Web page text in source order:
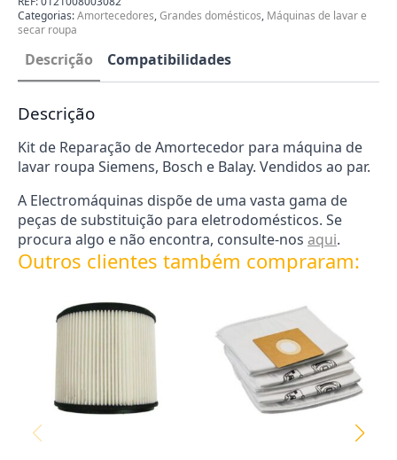
Bosch
Balay
0121008003082
Categorias:Amortecedores,Grandes domésticos, Máquinas de lavar e
secar roupa
Descrição Compatibilidades
Descrição
Kit de Reparação de Amortecedor para máquina de
lavar roupa Siemens, Bosch e Balay. Vendidos ao par.
A Electromáquinas dispõe de uma vasta gama de
peças de substituição para eletrodomésticos. Se
procura algo e não encontra, consulte-nos aqui.
Outros clientes também compraram: